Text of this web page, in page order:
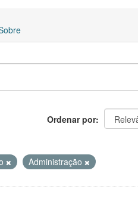
Ordenar por
Administração